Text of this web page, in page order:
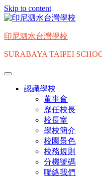
Skip to content
印尼泗水台灣學校
SURABAYA TAIPEI
認識學校
董事會
歷任校長
校長室
學校簡介
校園景色
校務規則
分機號碼
聯絡我們